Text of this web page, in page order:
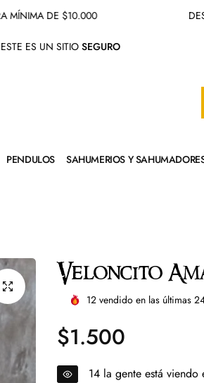
DE $10.000
ESTE ES UN SITIO SEGURO
PENDULOS SAHUMERIOS Y
Veloncito
12 vendido en las últimas
Precio
regular
$1.500
12 la gente está viendo